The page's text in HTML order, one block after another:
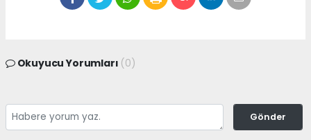
Okuyucu Yorumları (0)
Gönder